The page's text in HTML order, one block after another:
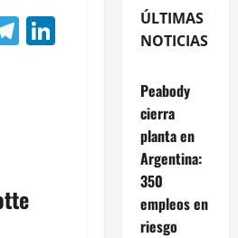
Telegram
LinkedInÚLTIMAS
NOTICIAS
Peabody
cierra
planta en
Argentina:
350
empleos en
riesgo